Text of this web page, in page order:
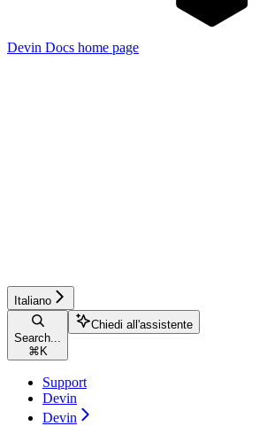
Devin Docs home page
Italiano
Search...
⌘ K
Chiedi all'assistente
Support
Devin
Devin